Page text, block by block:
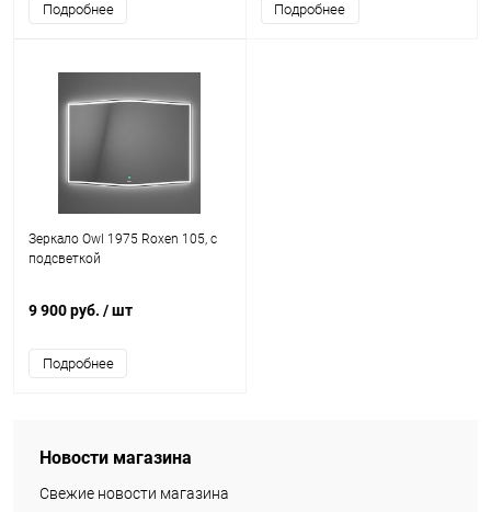
Подробнее Подробнее
Зеркало Owl 1975 Roxen 105, с
подсветкой
9 900 руб. / шт
Подробнее
Новости магазина
Свежие новости магазина